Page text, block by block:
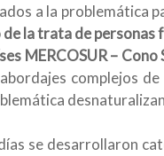
a la problemática
la trata de
MERCOSUR – Cono
complejos
se desarrollaron